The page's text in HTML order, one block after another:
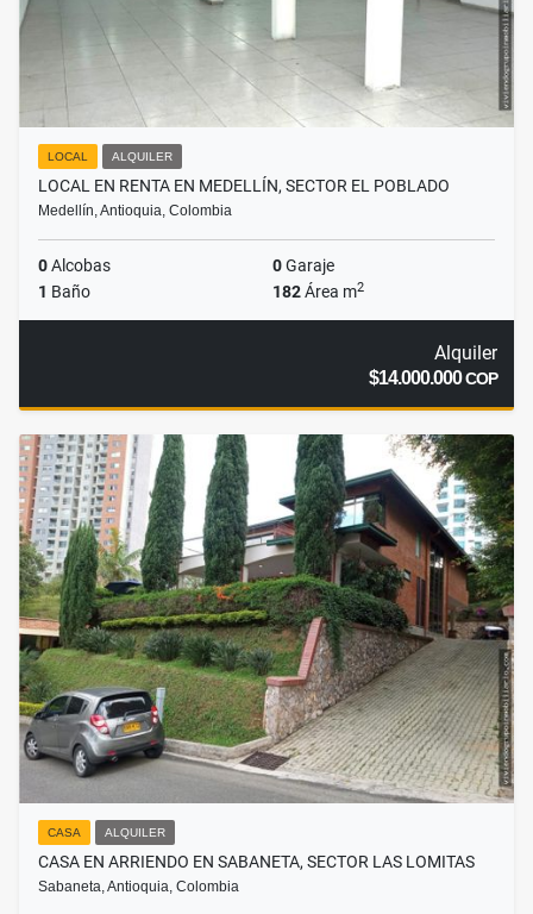
LOCAL ALQUILER
LOCAL EN RENTA EN MEDELLÍN, SECTOR EL POBLADO
Medellín, Antioquia, Colombia
0Alcobas 0Garaje
1 Baño 182Área m2
Alquiler
$14.000.000COP
CASA ALQUILER
CASA EN ARRIENDO EN SABANETA, SECTOR LAS LOMITAS
Sabaneta, Antioquia, Colombia